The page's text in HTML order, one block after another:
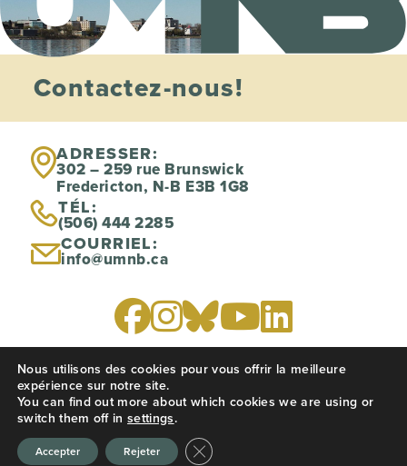
Contactez-nous!
ADRESSER:
302 – 259 rue Brunswick
Fredericton, N-B E3B 1G8
TÉL:
(506) 444 2285
COURRIEL:
info@umnb.ca
PRIVACY POLICY
Site web créé par
CREATIVE JUICES
Nous utilisons des cookies pour vous offrir la meilleure
expérience sur notre site.
You can find out more about which cookies we are using or
switch them off insettings.
Accepter Rejeter Fermer la bannière des cookies